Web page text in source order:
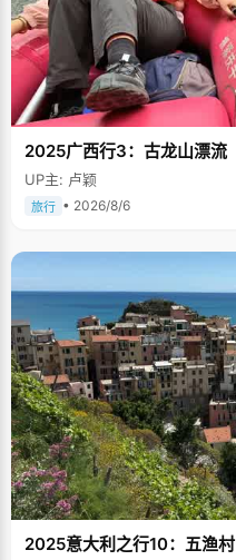
2025广西行3：古龙山漂流
UP主: 卢颖
旅行 • 2026/8/6
2025意大利之行10：五渔村